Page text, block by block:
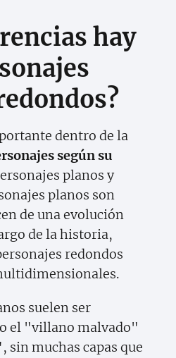
hay
dentro de la
según su
planos y
planos son
de una evolución
de la historia,
redondos
suelen ser
el "villano malvado"
muchas capas que